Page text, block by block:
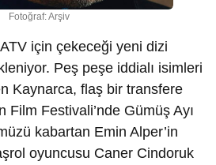
Fotoğraf: Arşiv
için çekeceği yeni dizi
Peş peşe iddialı isimleri
Kaynarca, flaş bir transfere
Film Festivali’nde Gümüş Ayı
kabartan Emin Alper’in
oyuncusu Caner Cindoruk